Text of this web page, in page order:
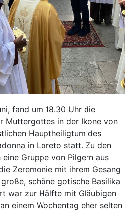
fand um 18.30 Uhr die
Muttergottes in der Ikone von
Hauptheiligtum des
in Loreto statt. Zu den
Gruppe von Pilgern aus
Zeremonie mit ihrem Gesang
schöne gotische Basilika
war zur Hälfte mit Gläubigen
einem Wochentag eher selten